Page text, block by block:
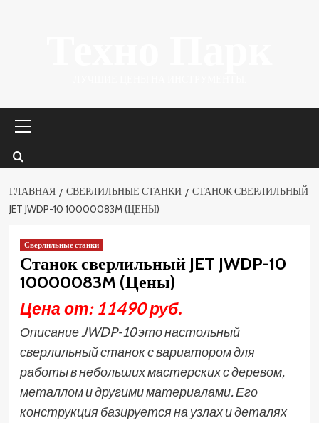
меню
ГЛАВНАЯ СВЕРЛИЛЬНЫЕ СТАНКИ
СТАНОК СВЕРЛИЛЬНЫЙ
JET JWDP-10 10000083M (ЦЕНЫ)
Сверлильные станки
Станок сверлильный JET JWDP-10
10000083M (Цены)
Цена от: 11490 руб.
Описание JWDP-10 это настольный
сверлильный станок с вариатором для
работы в небольших мастерских с деревом,
металлом и другими материалами. Его
конструкция базируется на узлах и деталях